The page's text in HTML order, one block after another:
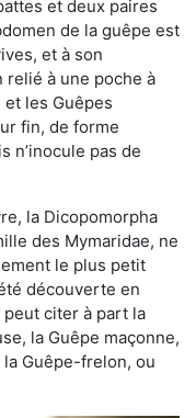
et deux paires
de la guêpe est
et à son
à une poche à
les Guêpes
fin, de forme
n’inocule pas de
la Dicopomorpha
des Mymaridae, ne
le plus petit
découverte en
citer à part la
la Guêpe maçonne,
Guêpe-frelon, ou